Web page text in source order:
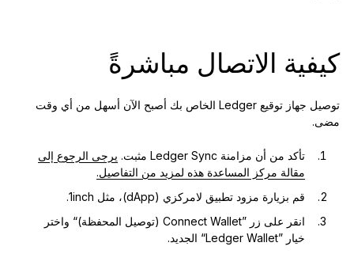
كيفية الاتصال مباشرةً
توصيل جهاز توقيع Ledger الخاص بك أصبح الآن أسهل من أي وقت
مضى.
تأكد من أن مزامنة Ledger Sync مثبت.
يرجى الرجوع إلى
مقالة مركز المساعدة هذه لمزيد من التفاصيل.
قم بزيارة مزود تطبيق لامركزي (dApp)، مثل 1inch.
انقر على زر ”Connect Wallet (توصيل المحفظة)“ واختر
خيار ”Ledger Wallet“ الجديد.